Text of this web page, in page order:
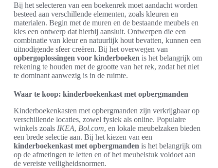
Bij het selecteren van een boekenrek moet aandacht worden
besteed aan verschillende elementen, zoals kleuren en
materialen. Begin met de muren en de bestaande meubels en
kies een ontwerp dat hierbij aansluit. Ontwerpen die een
combinatie van kleur en natuurlijk hout bevatten, kunnen een
uitnodigende sfeer creëren. Bij het overwegen van
opbergoplossingen voor kinderboeken is het belangrijk om
rekening te houden met de grootte van het rek, zodat het niet
te dominant aanwezig is in de ruimte.
Waar te koop: kinderboekenkast met opbergmanden
Kinderboekenkasten met opbergmanden zijn verkrijgbaar op
verschillende locaties, zowel fysiek als online. Populaire
winkels zoals IKEA, Bol.com, en lokale meubelzaken bieden
een brede selectie aan. Bij het kiezen van een
kinderboekenkast met opbergmanden is het belangrijk om
op de afmetingen te letten en of het meubelstuk voldoet aan
de vereiste veiligheidsnormen.